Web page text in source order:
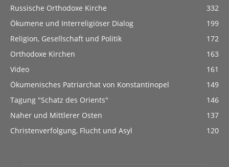
Russische Orthodoxe Kirche
332
Ökumene und Interreligiöser Dialog
199
Religion, Gesellschaft und Politik
172
Orthodoxe Kirchen
163
Video
161
Ökumenisches Patriarchat von Konstantinopel
149
Tagung "Schatz des Orients"
146
Naher und Mittlerer Osten
137
Christenverfolgung, Flucht und Asyl
120